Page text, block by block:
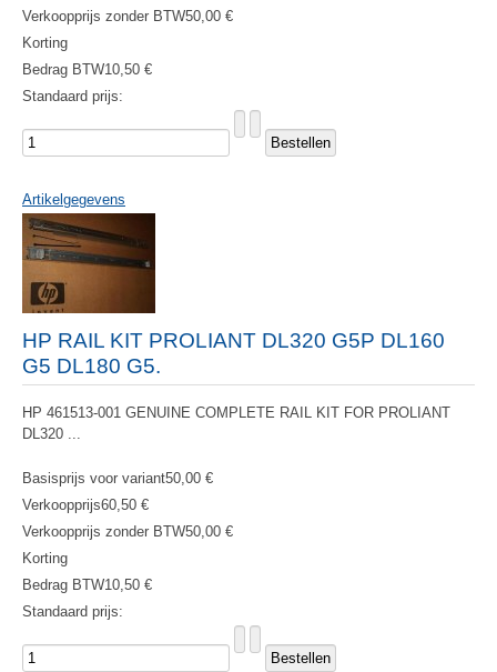
Verkoopprijs zonder BTW50,00 €
Korting
Bedrag BTW10,50 €
Standaard prijs:
Artikelgegevens
HP RAIL KIT PROLIANT DL320 G5P DL160
G5 DL180 G5.
HP 461513-001 GENUINE COMPLETE RAIL KIT FOR PROLIANT
DL320 ...
Basisprijs voor variant50,00 €
Verkoopprijs60,50 €
Verkoopprijs zonder BTW50,00 €
Korting
Bedrag BTW10,50 €
Standaard prijs: